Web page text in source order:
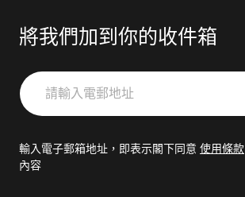
將我們加到你的收件箱
請
輸
郵
輸入電子郵箱地址，即表示閣下同意 使用條款
內容